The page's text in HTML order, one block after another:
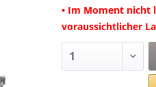
• Im Moment nicht
voraussichtlicher